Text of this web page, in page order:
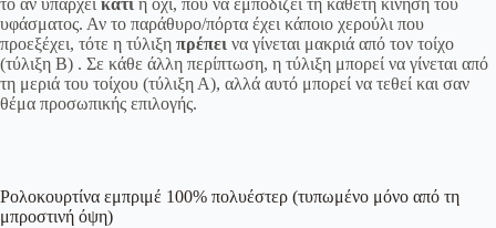
το αν υπάρχει κάτι ή όχι, που να εμποδίζει τη κάθετη κίνηση του
υφάσματος. Αν το παράθυρο/πόρτα έχει κάποιο χερούλι που
προεξέχει, τότε η τύλιξη πρέπει να γίνεται μακριά από τον τοίχο
(τύλιξη Β) . Σε κάθε άλλη περίπτωση, η τύλιξη μπορεί να γίνεται από
τη μεριά του τοίχου (τύλιξη Α), αλλά αυτό μπορεί να τεθεί και σαν
θέμα προσωπικής επιλογής.
Ρολοκουρτίνα εμπριμέ 100% πολυέστερ (τυπωμένο μόνο από τη
μπροστινή όψη)